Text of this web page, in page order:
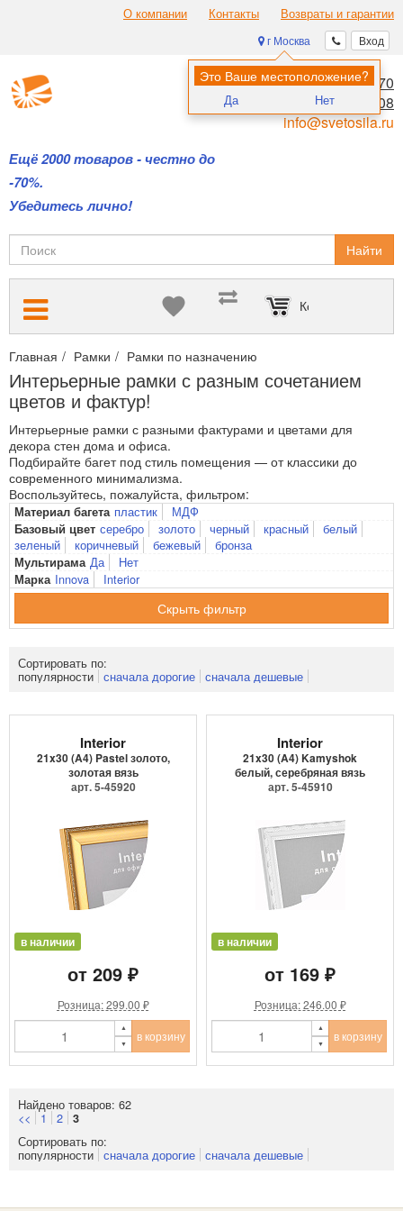
О компании Контакты Возвраты и гарантии
Вход
г Москва
Это Ваше местоположение?
Да Нет
Ещё 2000 товаров - честно до
-70%.
Убедитесь лично!
8 (495) 970-00-70
8 (800) 700-11-08
info@svetosila.ru
Найти
Корзина пуста
Главная Рамки Рамки по назначению
Интерьерные рамки с разным сочетанием
цветов и фактур!
Интерьерные рамки с разными фактурами и цветами для
декора стен дома и офиса.
Подбирайте багет под стиль помещения — от классики до
современного минимализма.
Воспользуйтесь, пожалуйста, фильтром:
Материал багета пластик МДФ
Базовый цвет серебро золото черный красный
белый
зеленый
коричневый бежевый бронза
Мультирама Да Нет
Марка Innova Interior
фильтр
Сортировать по:
популярности сначала дорогие сначала дешевые
Interior
21x30 (A4) Pastel золото,
золотая вязь
арт. 5-45920
в наличии
от 209 ₽
Розница: 299.00 ₽
в корзину
Interior
21x30 (A4) Kamyshok
белый, серебряная вязь
арт. 5-45910
в наличии
от 169 ₽
Розница: 246.00 ₽
в корзину
Найдено товаров: 62
<< 1 2 3
Сортировать по:
популярности сначала дорогие сначала дешевые